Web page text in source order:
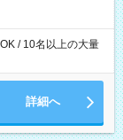
/ 10名以上の大量
詳細へ